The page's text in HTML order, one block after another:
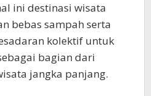
ini destinasi wisata
bebas sampah serta
kolektif untuk
bagian dari
jangka panjang.